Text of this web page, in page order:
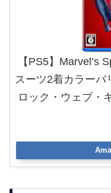
【PS5】Marvel’s
スーツ2着カラーバ
ロック・ウェブ・